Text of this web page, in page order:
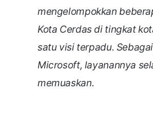
mengelompokkan
Kota Cerdas di tingkat
satu visi terpadu.
Microsoft, layanannya
memuaskan.